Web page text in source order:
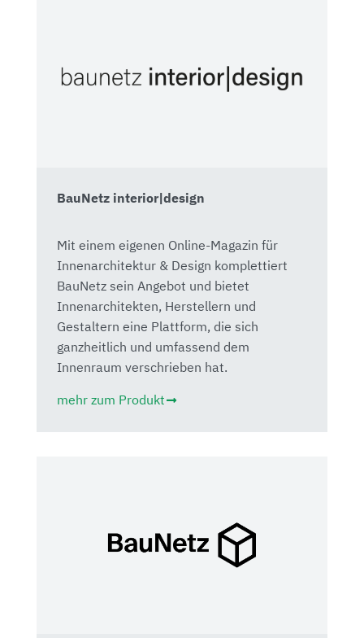
BauNetz interior|design
Mit einem eigenen Online-Magazin für
Innenarchitektur & Design komplettiert
BauNetz sein Angebot und bietet
Innenarchitekten, Herstellern und
Gestaltern eine Plattform, die sich
ganzheitlich und umfassend dem
Innenraum verschrieben hat.
mehr zum Produkt